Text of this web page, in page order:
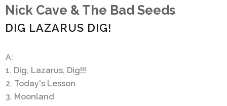
Nick Cave & The Bad Seeds
DIG LAZARUS DIG!
A:
1. Dig, Lazarus, Dig!!!
2. Today's Lesson
3. Moonland